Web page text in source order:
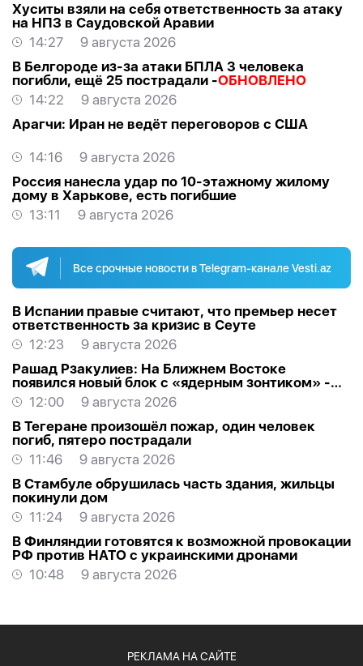
Хуситы взяли на себя ответственность за атаку
на НПЗ в Саудовской Аравии
14:27
9 августа 2026
В Белгороде из-за атаки БПЛА 3 человека
погибли, ещё 25 пострадали -ОБНОВЛЕНО
14:22
9 августа 2026
Арагчи: Иран не ведёт переговоров с США
14:16
9 августа 2026
Россия нанесла удар по 10-этажному жилому
дому в Харькове, есть погибшие
13:11
9 августа 2026
Все срочные новости в Telegram-канале Vesti.az
В Испании правые считают, что премьер несет
ответственность за кризис в Сеуте
12:23
9 августа 2026
Рашад Рзакулиев: На Ближнем Востоке
появился новый блок с «ядерным зонтиком» -
МНЕНИЕ ЭКСПЕРТА
12:00
9 августа 2026
В Тегеране произошёл пожар, один человек
погиб, пятеро пострадали
11:46
9 августа 2026
В Стамбуле обрушилась часть здания, жильцы
покинули дом
11:24
9 августа 2026
В Финляндии готовятся к возможной провокации
РФ против НАТО с украинскими дронами
10:48
9 августа 2026
РЕКЛАМА НА САЙТЕ